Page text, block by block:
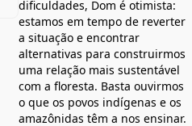
dificuldades, Dom é otimista:
estamos em tempo de reverter
a situação e encontrar
alternativas para construirmos
uma relação mais sustentável
com a floresta. Basta ouvirmos
o que os povos indígenas e os
amazônidas têm a nos ensinar.